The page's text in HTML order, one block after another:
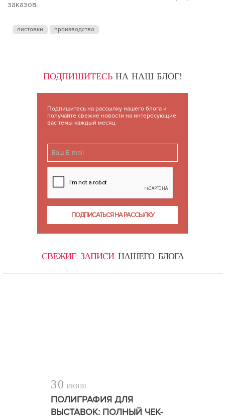
заказов.
листовки производство
ПОДПИШИТЕСЬНА НАШ БЛОГ!
Подпишитесь на рассылку нашего блога и
получайте свежие новости на интересующие
вас темы каждый месяц
СВЕЖИЕ ЗАПИСИНАШЕГО БЛОГА
30 ИЮНЯ
ПОЛИГРАФИЯ ДЛЯ
ВЫСТАВОК: ПОЛНЫЙ ЧЕК-